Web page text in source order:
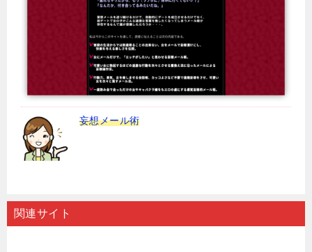
妄想メール術
関連サイト